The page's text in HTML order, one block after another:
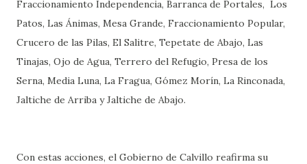
Fraccionamiento Independencia, Barranca de Portales, Los
Patos, Las Ánimas, Mesa Grande, Fraccionamiento Popular,
Crucero de las Pilas, El Salitre, Tepetate de Abajo, Las
Tinajas, Ojo de Agua, Terrero del Refugio, Presa de los
Serna, Media Luna, La Fragua, Gómez Morín, La Rinconada,
Jaltiche de Arriba y Jaltiche de Abajo.
Con estas acciones, el Gobierno de Calvillo reafirma su